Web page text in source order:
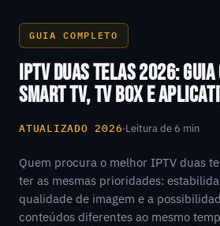
GUIA COMPLETO
IPTV DUAS TELAS 2026: GUIA
SMART TV, TV BOX E
ATUALIZADO 2026·Leitura de 6 min
Quem procura o melhor IPTV duas
ter as mesmas prioridades:
qualidade de imagem e a
conteúdos diferentes ao mesmo